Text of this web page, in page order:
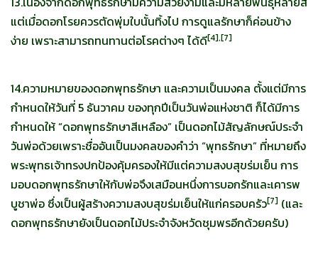
แต่เมื่อดอกโรยควรตัดพุ่มใบนั้นทิ้งไป การดูแลรักษาก็ค่อนข้าง
ง่าย เพราะสามารถทนทานต่อโรคต่างๆ ได้ดี[4],[7]
14.ความหมายของดอกพุทธรักษา และความเป็นมงคล ตั้งแต่มีการ
กำหนดให้วันที่ 5 ธันวาคม ของทุกปีเป็นวันพ่อแห่งชาติ ก็ได้มีการ
กำหนดให้ “ดอกพุทธรักษาสีเหลือง” เป็นดอกไม้สัญลักษณ์ประจำ
วันพ่อด้วยเพราะชื่ออันเป็นมงคลของคำว่า “พุทธรักษา” ที่หมายถึง
พระพุทธเจ้าทรงปกป้องคุ้มครองให้มีแต่ความสงบสุขร่มเย็น การ
มอบดอกพุทธรักษาให้กับพ่อจึงเสมือนหนึ่งการบอกรักและเคารพ
บูชาพ่อ ซึ่งเป็นผู้สร้างความสงบสุขร่มเย็นให้แก่ครอบครัว[7] (และ
ดอกพุทธรักษายังเป็นดอกไม้ประจำจังหวัดชุมพรอีกด้วยครับ)